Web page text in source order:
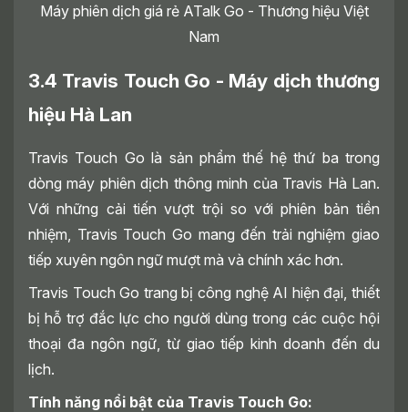
Máy phiên dịch giá rẻ ATalk Go - Thương hiệu Việt
Nam
3.4 Travis Touch Go - Máy dịch thương
hiệu Hà Lan
Travis Touch Go là sản phẩm thế hệ thứ ba trong
dòng máy phiên dịch thông minh của Travis Hà Lan.
Với những cải tiến vượt trội so với phiên bản tiền
nhiệm, Travis Touch Go mang đến trải nghiệm giao
tiếp xuyên ngôn ngữ mượt mà và chính xác hơn.
Travis Touch Go trang bị công nghệ AI hiện đại, thiết
bị hỗ trợ đắc lực cho người dùng trong các cuộc hội
thoại đa ngôn ngữ, từ giao tiếp kinh doanh đến du
lịch.
Tính năng nổi bật của Travis Touch Go: